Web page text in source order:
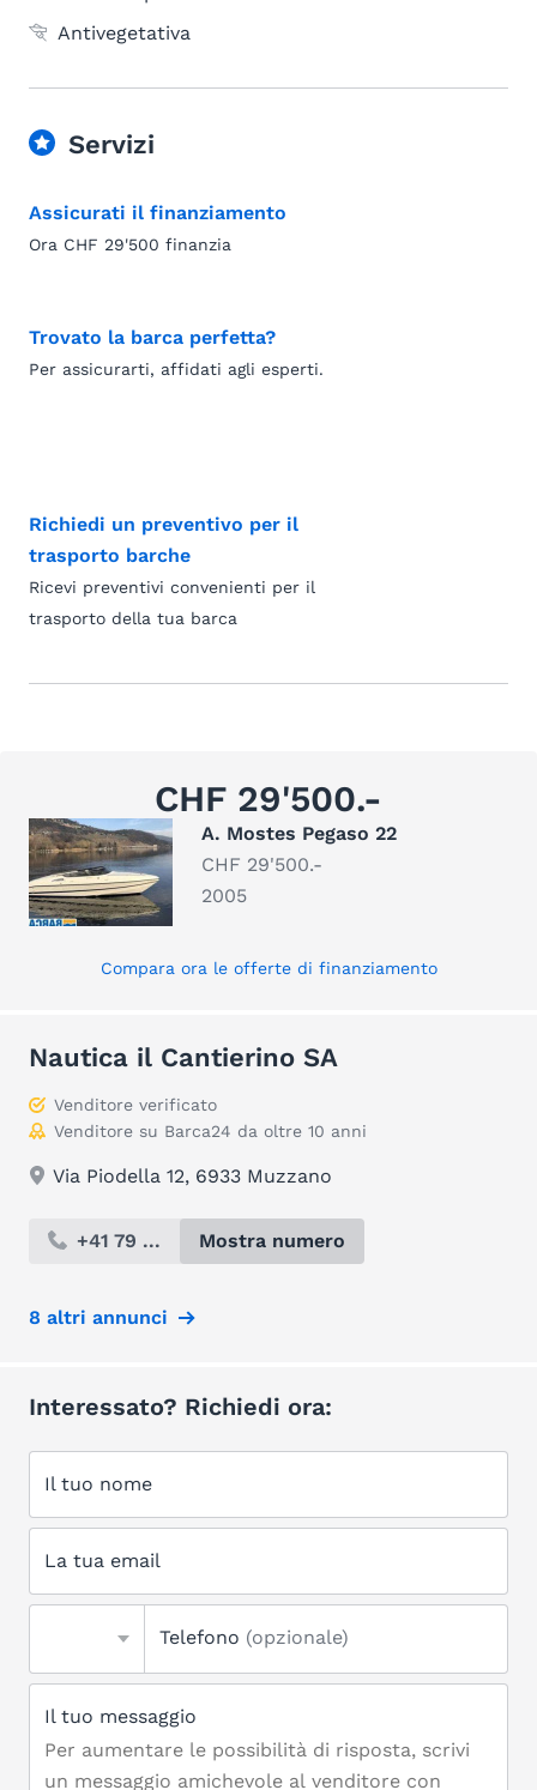
Antivegetativa
Servizi
Assicurati il finanziamento
Ora CHF 29'500 finanzia
Trovato la barca perfetta?
Per assicurarti, affidati agli esperti.
Richiedi un preventivo per il
trasporto barche
Ricevi preventivi convenienti per il
trasporto della tua barca
CHF 29'500.-
A. Mostes Pegaso 22
CHF 29'500.-
2005
Compara ora le offerte di finanziamento
Nautica il Cantierino SA
Venditore verificato
Venditore su Barca24 da oltre 10 anni
Via Piodella 12, 6933 Muzzano
+41 79 ... Mostra numero
8 altri annunci
Interessato? Richiedi ora:
Il tuo nome
La tua email
Telefono (opzionale)
Il tuo messaggio